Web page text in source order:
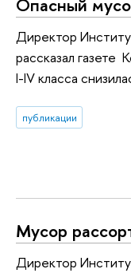
Директор
рассказал
I-IV класса
публикации
Мусор
Директор